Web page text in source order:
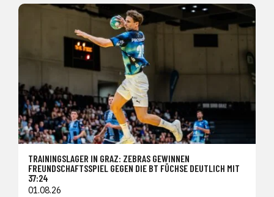
TRAININGSLAGER IN GRAZ: ZEBRAS GEWINNEN
FREUNDSCHAFTSSPIEL GEGEN DIE BT FÜCHSE DEUTLICH MIT
37:24
01.08.26